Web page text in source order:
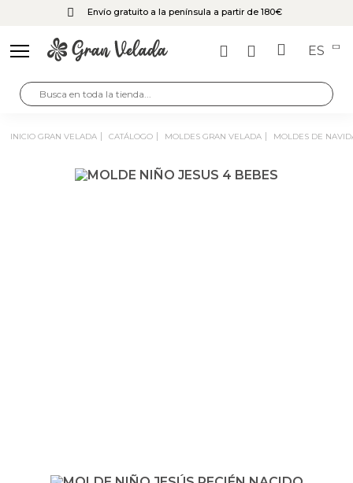
Envío gratuito a la península a partir de 180€
ES
INICIO GRAN VELADA CATÁLOGO MOLDES GRAN VELADA MOLDES DE